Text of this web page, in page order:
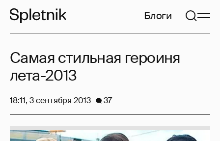
Блоги
Самая стильная героиня
лета-2013
18:11, 3 сентября 2013 37